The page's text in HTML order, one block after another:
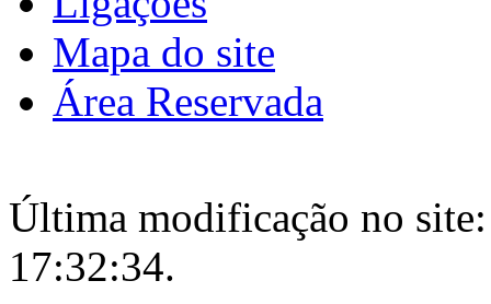
Mapa do site
Área Reservada
Última modificação no
17:32:34.